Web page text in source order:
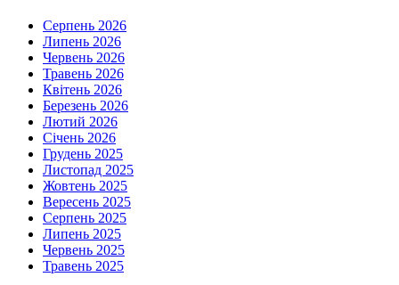
Серпень 2026
Липень 2026
Червень 2026
Травень 2026
Квітень 2026
Березень 2026
Лютий 2026
Січень 2026
Грудень 2025
Листопад 2025
Жовтень 2025
Вересень 2025
Серпень 2025
Липень 2025
Червень 2025
Травень 2025